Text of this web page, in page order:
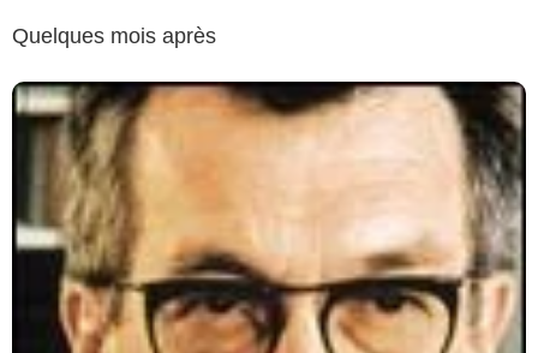
Quelques mois après